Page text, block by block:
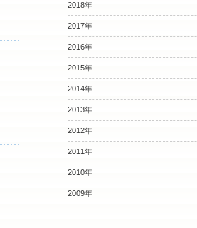
2018年
2017年
2016年
2015年
2014年
2013年
2012年
2011年
2010年
2009年